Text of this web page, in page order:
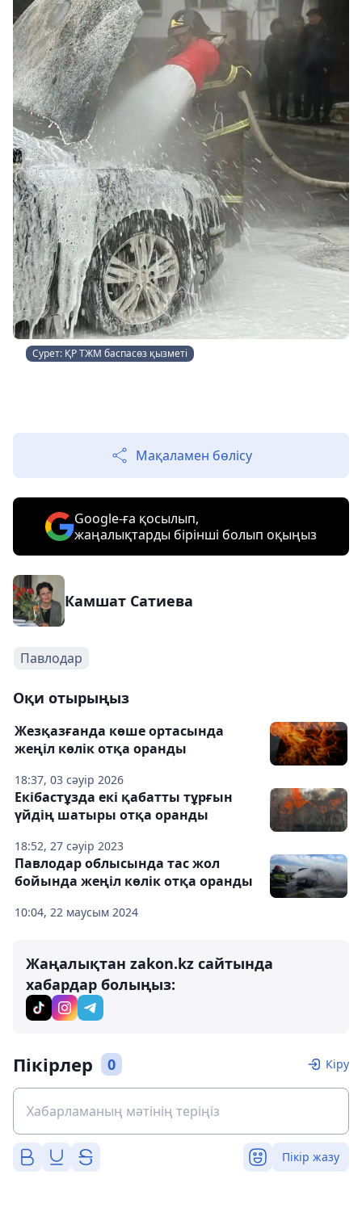
Сурет: ҚР ТЖМ баспасөз қызметі
Мақаламен бөлісу
Google-ға қосылып,
жаңалықтарды бірінші болып оқыңыз
Камшат Сатиева
Павлодар
Оқи отырыңыз
18:37, 03 сәуір 2026
Жезқазғанда көше ортасында
жеңіл көлік отқа оранды
18:52, 27 сәуір 2023
Екібастұзда екі қабатты тұрғын
үйдің шатыры отқа оранды
10:04, 22 маусым 2024
Павлодар облысында тас жол
бойында жеңіл көлік отқа оранды
Жаңалықтан zakon.kz сайтында
хабардар болыңыз:
Пікірлер 0 Кіру
Пікір жазу